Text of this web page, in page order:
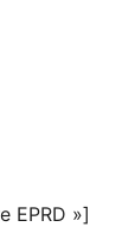
EPRD »]